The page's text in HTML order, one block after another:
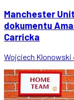
Manchester
dokumentu
Carricka
Wojciech Klonowski